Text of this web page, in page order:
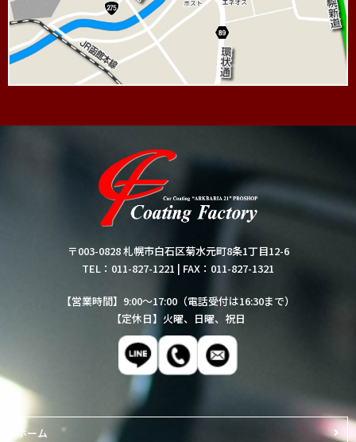
〒003-0828 札幌市白石区菊水元町8条1丁目12-6
TEL：011-827-1221 | FAX：011-827-1321
【営業時間】9:00～17:00（電話受付は16:30まで）
【定休日】火曜、日曜、祝日
ホーム